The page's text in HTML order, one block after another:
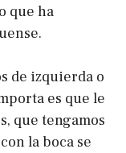
que ha
de izquierda o
es que le
que tengamos
la boca se